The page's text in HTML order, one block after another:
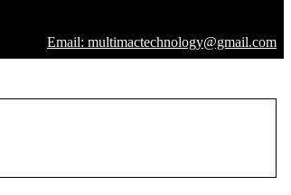
Email: multimactechnology@gmail.com